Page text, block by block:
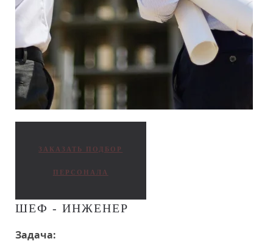
ЗАКАЗАТЬ ПОДБОР
ПЕРСОНАЛА
ШЕФ - ИНЖЕНЕР
Задача: